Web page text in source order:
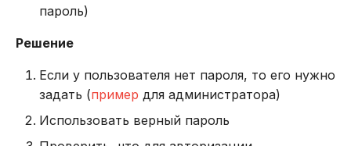
пароль)
Решение
Если у пользователя нет пароля, то его нужно
задать (пример для администратора)
Использовать верный пароль